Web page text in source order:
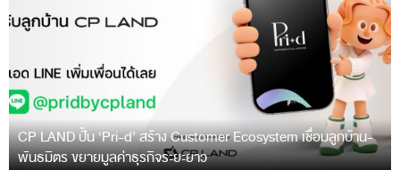
CP LAND ปั้น ‘Pri-d’ สร้าง Customer Ecosystem เชื่อมลูกบ้าน-
พันธมิตร ขยายมูลค่าธุรกิจระยะยาว